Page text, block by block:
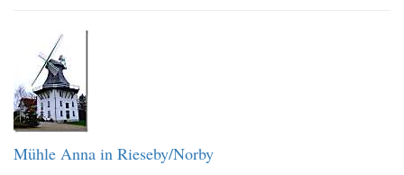
Mühle Anna in Rieseby/Norby